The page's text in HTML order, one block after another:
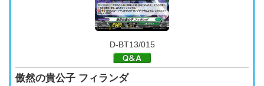
D-BT13/015
傲然の貴公子 フィランダ